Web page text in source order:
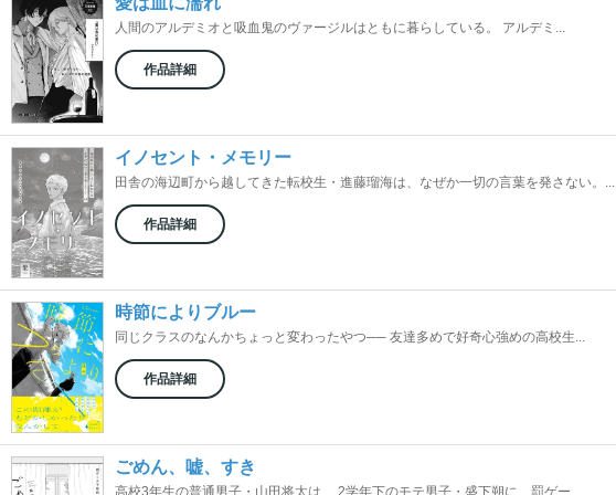
人間のアルデミオと吸血鬼のヴァージルはともに暮らしている。 アルデミ...
作品詳細
イノセント・メモリー
田舎の海辺町から越してきた転校生・進藤瑠海は、なぜか一切の言葉を発さない。...
作品詳細
時節によりブルー
同じクラスのなんかちょっと変わったやつ── 友達多めで好奇心強めの高校生...
作品詳細
ごめん、嘘、すき